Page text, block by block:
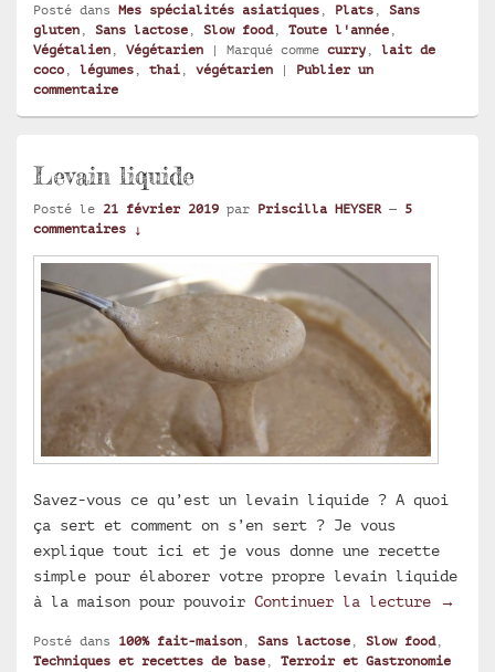
Posté dans Mes spécialités asiatiques Plats
Sans
gluten
Sans lactose Slow food, Toute l'année
Végétalien
Végétarien | Marqué comme curry
lait de
coco
légumes thai végétarien | Publier un
commentaire
Levain liquide
Posté le 21 février 2019 par Priscilla HEYSER — 5
commentaires ↓
Savez-vous ce qu’est un levain liquide ? A quoi
ça sert et comment on s’en sert ? Je vous
explique tout ici et je vous donne une recette
simple pour élaborer votre propre levain liquide
à la maison pour pouvoir Continuer la lecture →
Posté dans 100% fait-maison , Sans lactose , Slow food,
Techniques et recettes de base , Terroir et Gastronomie